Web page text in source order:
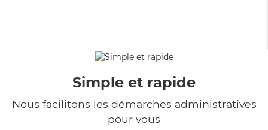
Simple et rapide
Nous facilitons les démarches administratives
pour vous